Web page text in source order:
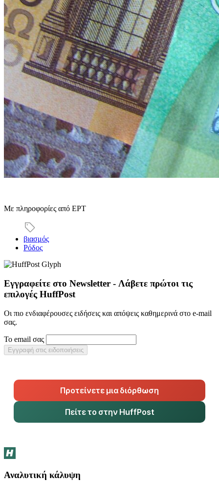
Με πληροφορίες από ΕΡΤ
βιασμός
Ρόδος
Εγγραφείτε στο Newsletter - Λάβετε πρώτοι τις
επιλογές HuffPost
Οι πιο ενδιαφέρουσες ειδήσεις και απόψεις καθημερινά στο e-mail
σας.
Το email σας
Εγγραφή στις ειδοποιήσεις
Προτείνετε μια διόρθωση
Πείτε το στην HuffPost
Αναλυτική κάλυψη